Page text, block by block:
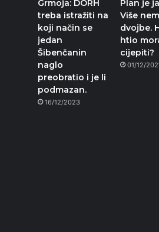
Grmoja: DORH
treba istražiti na
koji način se
jedan
Šibenčanin
naglo
preobratio i je li
podmazan.
16/12/2023
Plan je
Više
dvojbe.
htio
cijepiti?
01/12/